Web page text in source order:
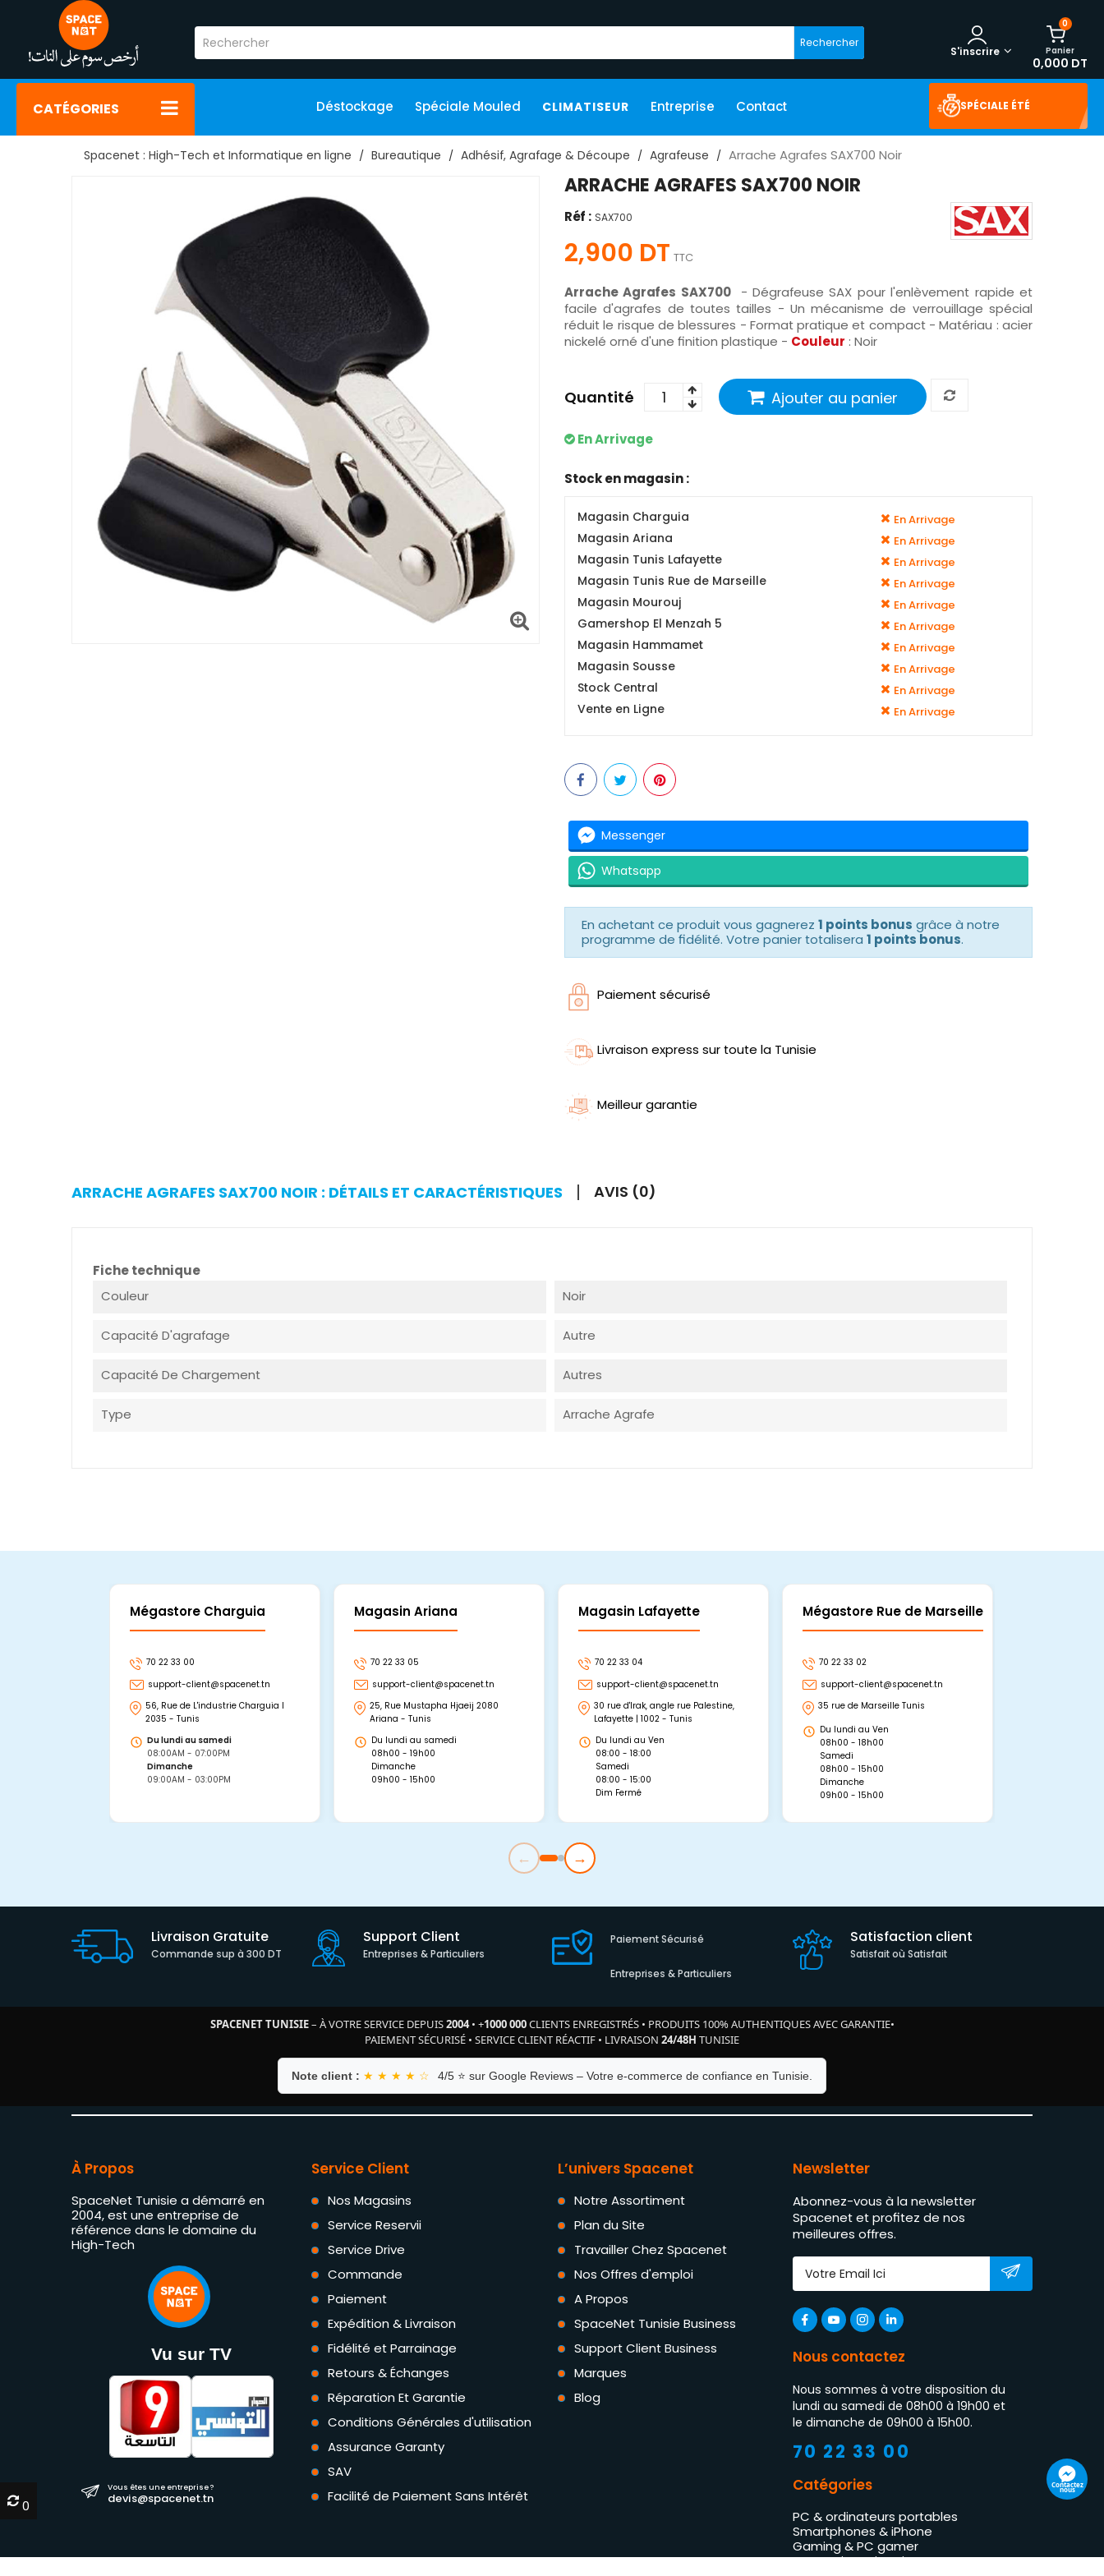
Rechercher
0
Panier
0,000 DT
S'inscrire
CATÉGORIES Déstockage Spéciale Mouled CLIMATISEUR Entreprise Contact SPÉCIALE ÉTÉ
Spacenet : High-Tech et Informatique en ligne Bureautique Adhésif, Agrafage & Découpe Agrafeuse Arrache Agrafes SAX700 Noir
ARRACHE AGRAFES SAX700 NOIR
Réf : SAX700
2,900 DT TTC
Arrache Agrafes SAX700
- Dégrafeuse SAX pour l'enlèvement rapide et
facile d'agrafes de toutes tailles - Un mécanisme de verrouillage spécial
réduit le risque de blessures - Format pratique et compact - Matériau : acier
nickelé orné d'une finition plastique - Couleur : Noir
Quantité Ajouter au panier
En Arrivage
Stock en magasin :
Magasin Charguia En Arrivage
Magasin Ariana En Arrivage
Magasin Tunis Lafayette En Arrivage
Magasin Tunis Rue de Marseille En Arrivage
Magasin Mourouj En Arrivage
Gamershop El Menzah 5 En Arrivage
Magasin Hammamet En Arrivage
Magasin Sousse En Arrivage
Stock Central En Arrivage
Vente en Ligne En Arrivage
Messenger
Whatsapp
En achetant ce produit vous gagnerez 1 points bonus grâce à notre
programme de fidélité. Votre panier totalisera 1 points bonus.
Paiement sécurisé
Livraison express sur toute la Tunisie
Meilleur garantie
ARRACHE AGRAFES SAX700 NOIR : DÉTAILS ET CARACTÉRISTIQUES AVIS (0)
Fiche technique
Couleur
Noir
Capacité D'agrafage Autre
Capacité De Chargement Autres
Type Arrache Agrafe
Mégastore Charguia
70 22 33 00
support-client@spacenet.tn
56, Rue de L'industrie Charguia I
2035 - Tunis
Du lundi au samedi
08:00AM - 07:00PM
Dimanche
09:00AM - 03:00PM
Magasin Ariana
70 22 33 05
support-client@spacenet.tn
25, Rue Mustapha Hjaeij 2080
Ariana - Tunis
Du lundi au samedi
08h00 - 19h00
Dimanche
09h00 - 15h00
Magasin Lafayette
70 22 33 04
support-client@spacenet.tn
30 rue d'Irak, angle rue Palestine,
Lafayette | 1002 - Tunis
Du lundi au Ven
08:00 - 18:00
Samedi
08:00 - 15:00
Dim Fermé
Mégastore Rue de Marseille
70 22 33 02
support-client@spacenet.tn
35 rue de Marseille Tunis
Du lundi au Ven
08h00 - 18h00
Samedi
08h00 - 15h00
Dimanche
09h00 - 15h00
← →
Livraison Gratuite
Commande sup à 300 DT
Support Client
Entreprises & Particuliers
Paiement Sécurisé
Entreprises & Particuliers
Satisfaction client
Satisfait où Satisfait
SPACENET TUNISIE– À VOTRE SERVICE DEPUIS2004• +1000 000CLIENTS ENREGISTRÉS• PRODUITS 100% AUTHENTIQUES AVEC GARANTIE•
PAIEMENT SÉCURISÉ • SERVICE CLIENT RÉACTIF • LIVRAISON 24/48H TUNISIE
Note client : ★ ★ ★ ★ ☆ 4/5 ⭐ sur Google Reviews – Votre e-commerce de confiance en Tunisie.
À Propos
SpaceNet Tunisie a démarré en
2004, est une entreprise de
référence dans le domaine du
High-Tech
Vu sur TV
Vous êtes une entreprise ?
devis@spacenet.tn
Service Client
Nos Magasins
Service Reservii
Service Drive
Commande
Paiement
Expédition & Livraison
Fidélité et Parrainage
Retours & Échanges
Réparation Et Garantie
Conditions Générales d'utilisation
Assurance Garanty
SAV
Facilité de Paiement Sans Intérêt
L’univers Spacenet
Notre Assortiment
Plan du Site
Travailler Chez Spacenet
Nos Offres d'emploi
A Propos
SpaceNet Tunisie Business
Support Client Business
Marques
Blog
Newsletter
Abonnez-vous à la newsletter
Spacenet et profitez de nos
meilleures offres.
Nous contactez
Nous sommes à votre disposition du
lundi au samedi de 08h00 à 19h00 et
le dimanche de 09h00 à 15h00.
70 22 33 00
Catégories
PC & ordinateurs portables
Smartphones & iPhone
Gaming & PC gamer
Impression & imprimantes
Contactez
nous
0
0